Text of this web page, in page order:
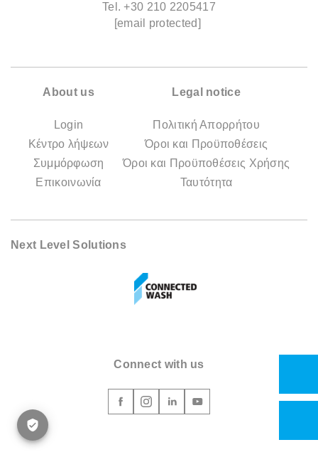
Tel.+30 210 2205417
[email protected]
About us
Login
Κέντρο λήψεων
Συμμόρφωση
Επικοινωνία
Legal notice
Πολιτική Απορρήτου
Όροι και Προϋποθέσεις
Όροι και Προϋποθέσεις Χρήσης
Ταυτότητα
Next Level Solutions
Connect with us